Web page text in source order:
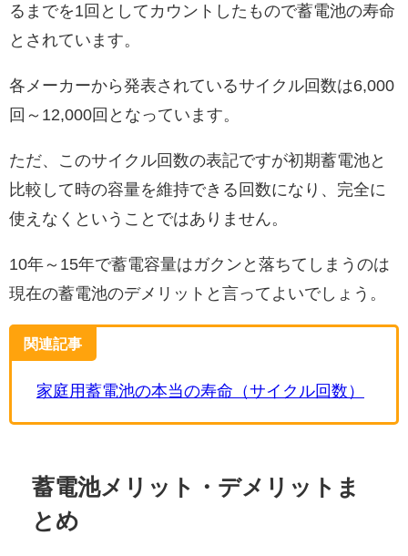
るまでを1回としてカウントしたもので蓄電池の寿命
とされています。
各メーカーから発表されているサイクル回数は6,000
回～12,000回となっています。
ただ、このサイクル回数の表記ですが初期蓄電池と
比較して時の容量を維持できる回数になり、完全に
使えなくということではありません。
10年～15年で蓄電容量はガクンと落ちてしまうのは
現在の蓄電池のデメリットと言ってよいでしょう。
関連記事
家庭用蓄電池の本当の寿命（サイクル回数）
蓄電池メリット・デメリットま
とめ